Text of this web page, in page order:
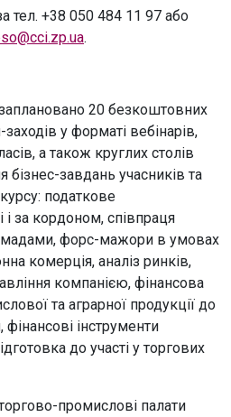
тел. +38 050 484 11 97 або
.
20 безкоштовних
у форматі вебінарів,
а також круглих столів
бізнес-завдань учасників та
податкове
і за кордоном, співпраця
форс-мажори в умовах
комерція, аналіз ринків,
компанією, фінансова
та аграрної продукції до
інструменти
до участі у торгових
промислові палати